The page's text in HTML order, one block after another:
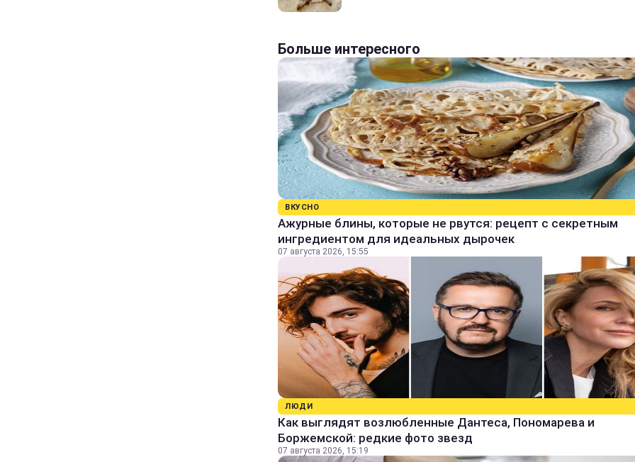
Больше интересного
ВКУСНО
Ажурные блины, которые не рвутся: рецепт с секретным
ингредиентом для идеальных дырочек
07 августа 2026, 15:55
ЛЮДИ
Как выглядят возлюбленные Дантеса, Пономарева и
Боржемской: редкие фото звезд
07 августа 2026, 15:19